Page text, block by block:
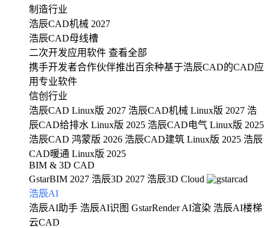
制造行业
浩辰CAD机械 2027
浩辰CAD母线槽
二次开发应用软件 查看全部
携手开发者合作伙伴推出百余种基于浩辰CAD的CAD应
用专业软件
信创行业
浩辰CAD Linux版 2027 浩辰CAD机械 Linux版 2027 浩
辰CAD给排水 Linux版 2025 浩辰CAD电气 Linux版 2025
浩辰CAD 鸿蒙版 2026 浩辰CAD建筑 Linux版 2025 浩辰
CAD暖通 Linux版 2025
BIM & 3D CAD
GstarBIM 2027 浩辰3D 2027 浩辰3D Cloud
浩辰AI
浩辰AI助手 浩辰AI识图 GstarRender AI渲染 浩辰AI楼梯
云CAD